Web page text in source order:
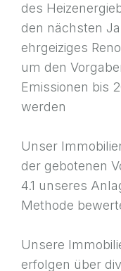
des
den nächsten
ehrgeiziges
um den
Emissionen bis
werden
Unser
der gebotenen
4.1 unseres
Methode
Unsere
erfolgen über